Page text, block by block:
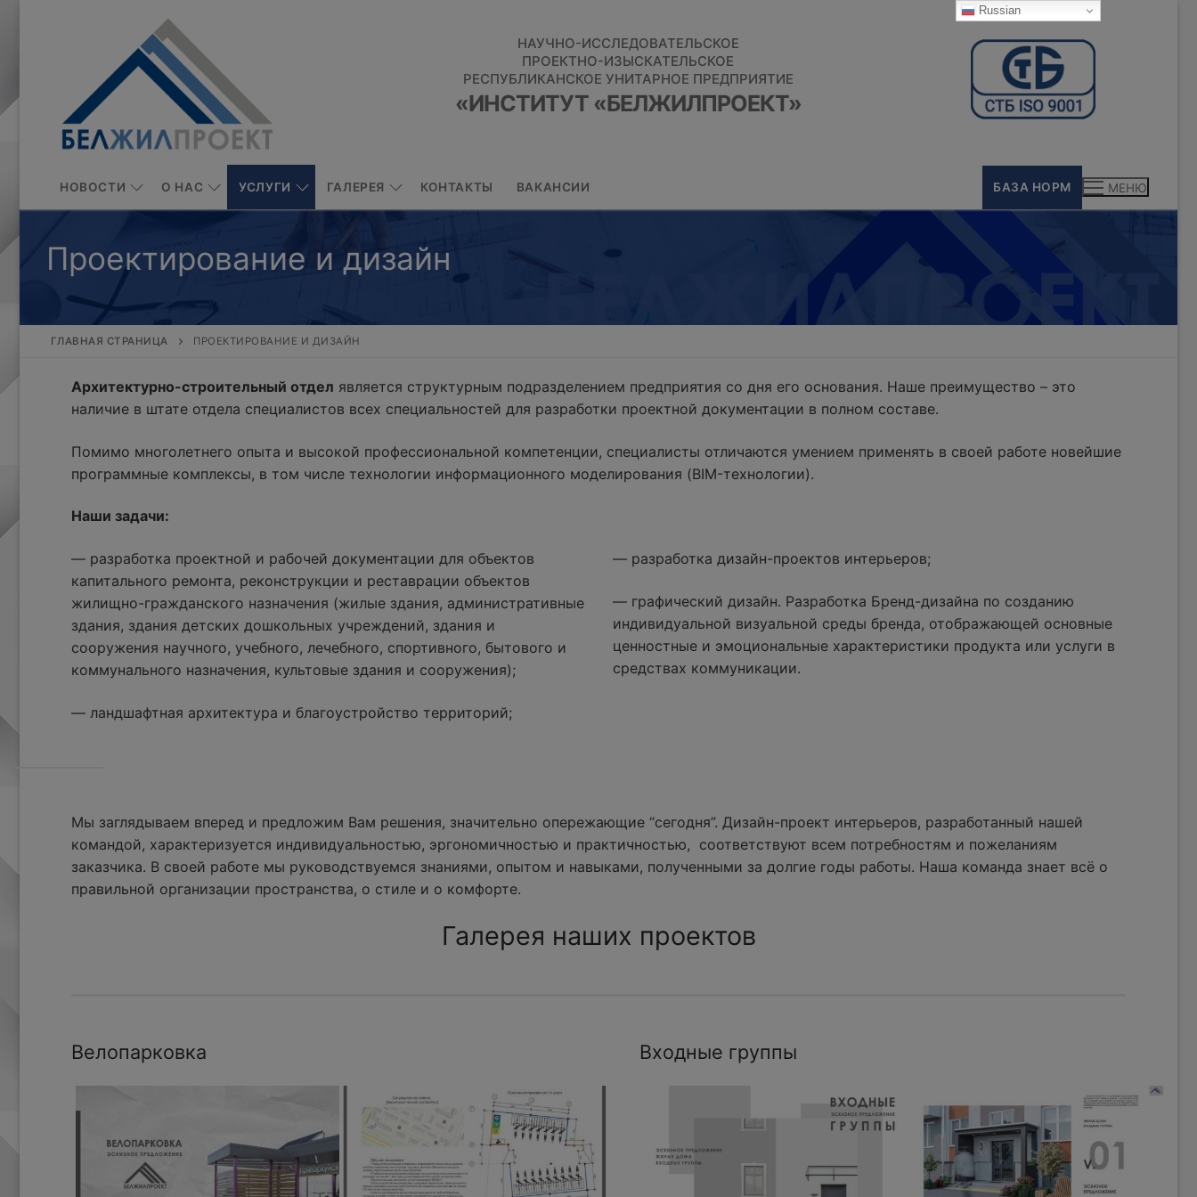
НАУЧНО-ИССЛЕДОВАТЕЛЬСКОЕ
ПРОЕКТНО-ИЗЫСКАТЕЛЬСКОЕ
РЕСПУБЛИКАНСКОЕ УНИТАРНОЕ ПРЕДПРИЯТИЕ
«ИНСТИТУТ «БЕЛЖИЛПРОЕКТ»
НОВОСТИ О НАС УСЛУГИ ГАЛЕРЕЯ КОНТАКТЫ ВАКАНСИИ БАЗА НОРМ МЕНЮ
Проектирование и дизайн
ГЛАВНАЯ СТРАНИЦА ПРОЕКТИРОВАНИЕ И ДИЗАЙН
Архитектурно-строительный отдел является структурным подразделением предприятия со дня его основания. Наше преимущество – это
наличие в штате отдела специалистов всех специальностей для разработки проектной документации в полном составе.
Помимо многолетнего опыта и высокой профессиональной компетенции, специалисты отличаются умением применять в своей работе новейшие
программные комплексы, в том числе технологии информационного моделирования (BIM-технологии).
Наши задачи:
— разработка проектной и рабочей документации для объектов
капитального ремонта, реконструкции и реставрации объектов
жилищно-гражданского назначения (жилые здания, административные
здания, здания детских дошкольных учреждений, здания и
сооружения научного, учебного, лечебного, спортивного, бытового и
коммунального назначения, культовые здания и сооружения);
— ландшафтная архитектура и благоустройство территорий;
— разработка дизайн-проектов интерьеров;
— графический дизайн. Разработка Бренд-дизайна по созданию
индивидуальной визуальной среды бренда, отображающей основные
ценностные и эмоциональные характеристики продукта или услуги в
средствах коммуникации.
Мы заглядываем вперед и предложим Вам решения, значительно опережающие “сегодня”. Дизайн-проект интерьеров, разработанный нашей
командой, характеризуется индивидуальностью, эргономичностью и практичностью, соответствуют всем потребностям и пожеланиям
заказчика. В своей работе мы руководствуемся знаниями, опытом и навыками, полученными за долгие годы работы. Наша команда знает всё о
правильной организации пространства, о стиле и о комфорте.
Галерея наших проектов
Велопарковка Входные группы
Russian